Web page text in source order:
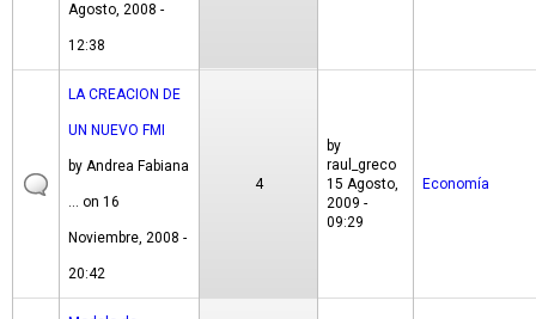
Agosto, 2008 -
12:38
LA CREACION DE
UN NUEVO FMI
by Andrea Fabiana
... on 16
Noviembre, 2008 -
20:42
4
by
raul_greco
15 Agosto,
2009 -
09:29
Economía